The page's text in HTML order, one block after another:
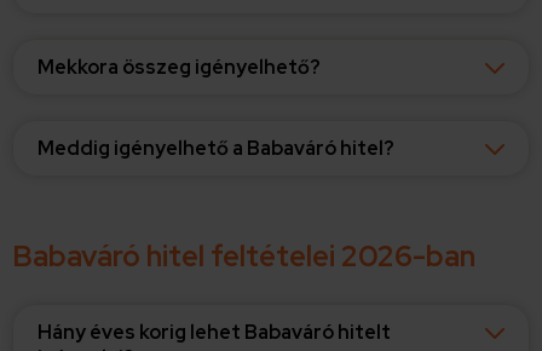
Mekkora összeg igényelhető?
Meddig igényelhető a Babaváró hitel?
Babaváró hitel feltételei 2026-ban
Hány éves korig lehet Babaváró hitelt